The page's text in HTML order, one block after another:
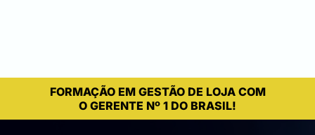
FORMAÇÃO EM GESTÃO DE LOJA COM
O GERENTE Nº 1 DO BRASIL!